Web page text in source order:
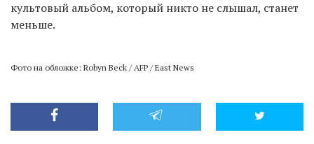
культовый альбом, который никто не слышал, станет
меньше.
Фото на обложке: Robyn Beck / AFP / East News